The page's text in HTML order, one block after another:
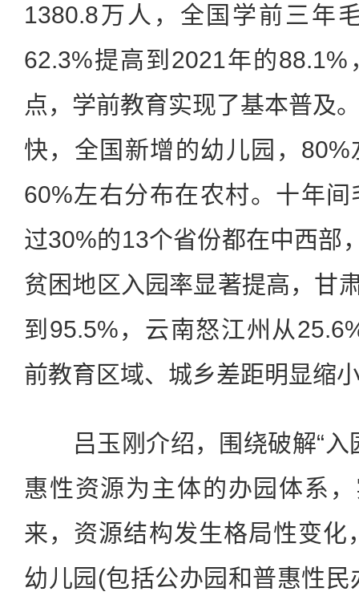
1380.8万人，全国学前三年
62.3%提高到2021年的
点，学前教育实现了基本普及
快，全国新增的幼儿园，
60%左右分布在农村。十年
过30%的13个省份都在中西部
贫困地区入园率显著提高，甘
到95.5%，云南怒江州从
前教育区域、城乡差距明显缩
吕玉刚介绍，围绕破解“入
惠性资源为主体的办园体系
来，资源结构发生格局性变化
幼儿园(包括公办园和普惠性